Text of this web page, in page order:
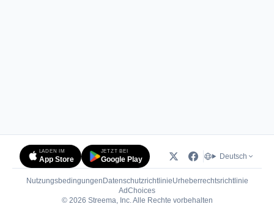
LADEN IM
App Store
JETZT BEI
Google Play Deutsch
Nutzungsbedingungen DatenschutzrichtlinieUrheberrechtsrichtlinie
AdChoices(öffnet in neuem Tab)
© 2026 Streema, Inc. Alle Rechte vorbehalten